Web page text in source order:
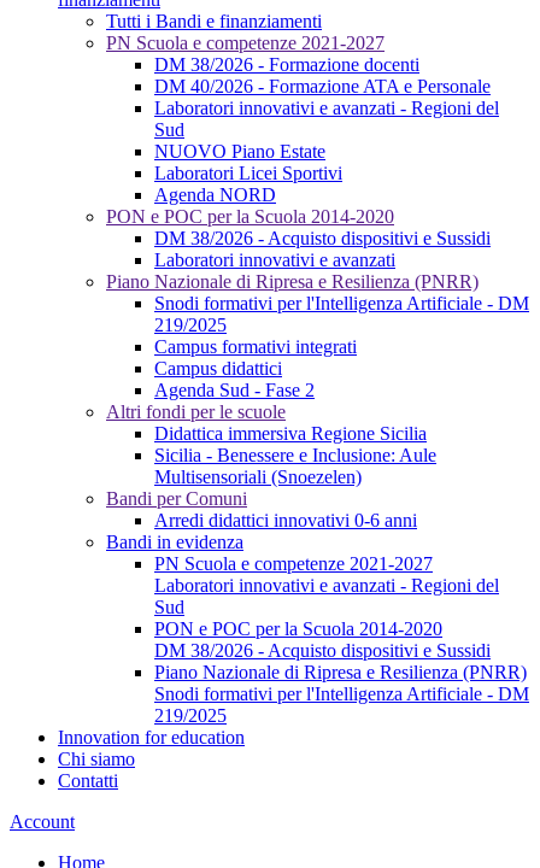
Tutti i Bandi e finanziamenti
PN Scuola e competenze 2021-2027
DM 38/2026 - Formazione docenti
DM 40/2026 - Formazione ATA e Personale
Laboratori innovativi e avanzati - Regioni del
Sud
NUOVO Piano Estate
Laboratori Licei Sportivi
Agenda NORD
PON e POC per la Scuola 2014-2020
DM 38/2026 - Acquisto dispositivi e Sussidi
Laboratori innovativi e avanzati
Piano Nazionale di Ripresa e Resilienza (PNRR)
Snodi formativi per l'Intelligenza Artificiale - DM
219/2025
Campus formativi integrati
Campus didattici
Agenda Sud - Fase 2
Altri fondi per le scuole
Didattica immersiva Regione Sicilia
Sicilia - Benessere e Inclusione: Aule
Multisensoriali (Snoezelen)
Bandi per Comuni
Arredi didattici innovativi 0-6 anni
Bandi in evidenza
PN Scuola e competenze 2021-2027
Laboratori innovativi e avanzati - Regioni del
Sud
PON e POC per la Scuola 2014-2020
DM 38/2026 - Acquisto dispositivi e Sussidi
Piano Nazionale di Ripresa e Resilienza (PNRR)
Snodi formativi per l'Intelligenza Artificiale - DM
219/2025
Innovation for education
Chi siamo
Contatti
Account
Home